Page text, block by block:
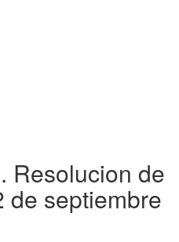
Resolucion de
de septiembre